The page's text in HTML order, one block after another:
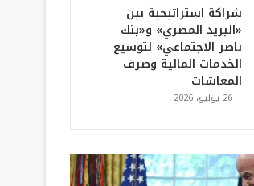
شراكة استراتيجية بين
«البريد المصري» و«بنك
ناصر الاجتماعي» لتوسيع
الخدمات المالية وصرف
المعاشات
26 يوليو، 2026